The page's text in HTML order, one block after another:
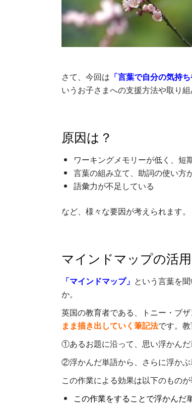
さて、今回は 「言葉で自分の気持
いうお子さまへの支援方法や取り組
原因は？
ワーキングメモリーが低く、短
言葉の組み立て、助詞の使い方
語彙力が不足している
など、様々な要因が考えられます。
マインドマップの活用
「マインドマップ」 という言葉を
か。
英国の教育者である、トニー・ブザ
まま描き出していく筆記法です。
①あるお題に沿って、思い浮かんだ
②浮かんだ単語から、さらに浮かぶ
この作業による効果は以下のものが
この作業をすることで浮かんだ